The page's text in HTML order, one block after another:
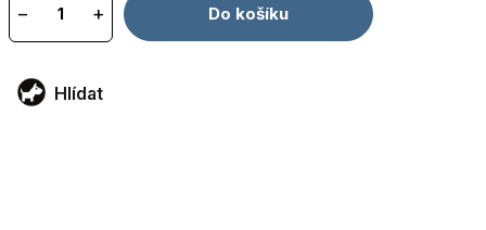
+
− Do košíku
Hlídat